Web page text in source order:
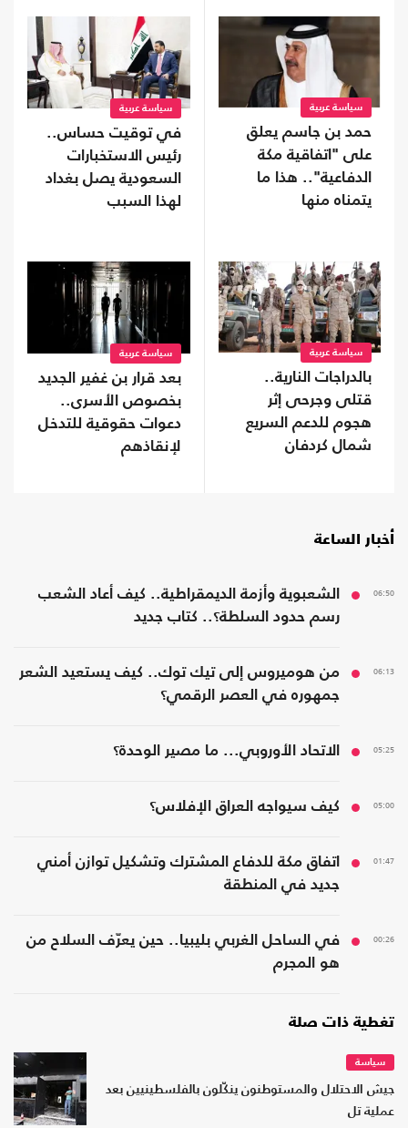
سياسة عربية
حمد بن جاسم يعلق
على "اتفاقية مكة
الدفاعية".. هذا ما
يتمناه منها
سياسة عربية
في توقيت حساس..
رئيس الاستخبارات
السعودية يصل بغداد
لهذا السبب
سياسة عربية
بالدراجات النارية..
قتلى وجرحى إثر
هجوم للدعم السريع
شمال كردفان
سياسة عربية
بعد قرار بن غفير الجديد
بخصوص الأسرى..
دعوات حقوقية للتدخل
لإنقاذهم
أخبار الساعة
06:50
الشعبوية وأزمة الديمقراطية.. كيف أعاد الشعب
رسم حدود السلطة؟.. كتاب جديد
06:13
من هوميروس إلى تيك توك.. كيف يستعيد الشعر
جمهوره في العصر الرقمي؟
05:25 الاتحاد الأوروبي... ما مصير الوحدة؟
05:00 كيف سيواجه العراق الإفلاس؟
01:47
اتفاق مكة للدفاع المشترك وتشكيل توازن أمني
جديد في المنطقة
00:26
في الساحل الغربي بليبيا.. حين يعرّف السلاح من
هو المجرم
تغطية ذات صلة
سياسة
جيش الاحتلال والمستوطنون ينكّلون بالفلسطينيين بعد
عملية تل